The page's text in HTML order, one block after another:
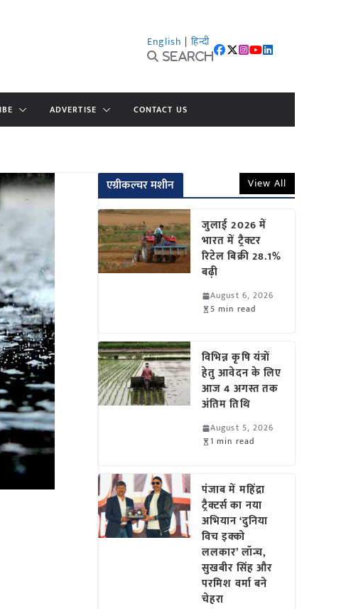
English | हिन्दी
Search
ADVERTISE CONTACT US
एग्रीकल्चर मशीन View All
जुलाई 2026 में
भारत में ट्रैक्टर
रिटेल बिक्री 28.1%
बढ़ी
August 6, 2026
5 min read
विभिन्न कृषि यंत्रों
हेतु आवेदन के लिए
आज 4 अगस्त तक
अंतिम तिथि
August 5, 2026
1 min read
पंजाब में महिंद्रा
ट्रैक्टर्स का नया
अभियान ‘दुनिया
विच इक्को
ललकार’ लॉन्च,
सुखबीर सिंह और
परमिश वर्मा बने
चेहरा